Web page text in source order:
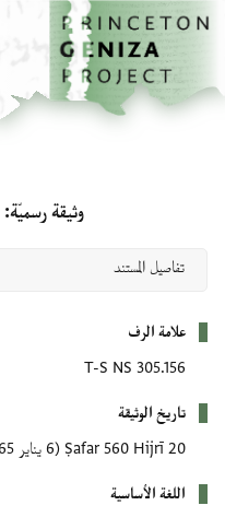
إلى المحتوى الرئيسي
الرئيسية
وثيقة رسميّة
علامة الرف
T-S NS 305.156
تاريخ الوثيقة
20 Ṣafar 560 Hijrī
(6 يناير 1165 CE)
اللغة الأساسية